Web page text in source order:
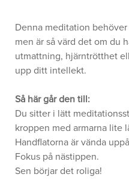
Denna meditation
men är så värd det om du
utmattning, hjärntrötthet
upp ditt intellekt.
Så här går den till:
Du sitter i lätt
kroppen med armarna lite
Handflatorna är vända
Fokus på nästippen.
Sen börjar det roliga!